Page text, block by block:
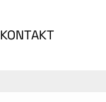
KONTAKT